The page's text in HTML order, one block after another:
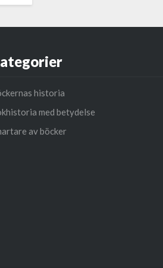
historia
med betydelse
av böcker